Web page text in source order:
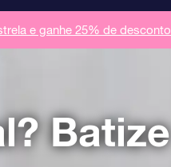
e ganhe 25% de desconto.
Batize